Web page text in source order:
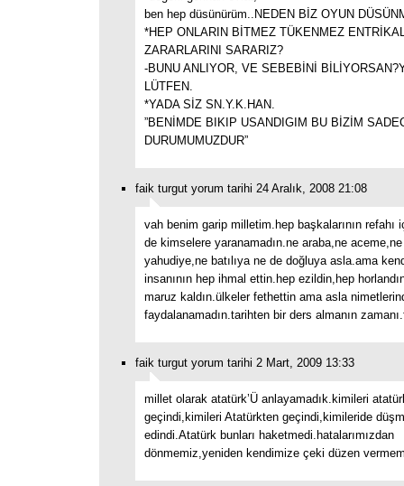
ben hep düsünürüm..NEDEN BİZ OYUN
*HEP ONLARIN BİTMEZ TÜKENMEZ
ZARARLARINI SARARIZ?
-BUNU ANLIYOR, VE SEBEBİNİ
LÜTFEN.
*YADA SİZ SN.Y.K.HAN.
”BENİMDE BIKIP USANDIGIM BU BİZİM
DURUMUMUZDUR”
faik turgut yorum tarihi 24 Aralık, 2008 21:08
vah benim garip milletim.hep başkalarının refahı
de kimselere yaranamadın.ne araba,ne
yahudiye,ne batılıya ne de doğluya asla.ama
insanının hep ihmal ettin.hep ezildin,hep
maruz kaldın.ülkeler fethettin ama asla
faydalanamadın.tarihten bir ders almanın
faik turgut yorum tarihi 2 Mart, 2009 13:33
millet olarak atatürk’Ü anlayamadık.kimileri
geçindi,kimileri Atatürkten geçindi,kimileride
edindi.Atatürk bunları haketmedi.hatalarımızdan
dönmemiz,yeniden kendimize çeki düzen